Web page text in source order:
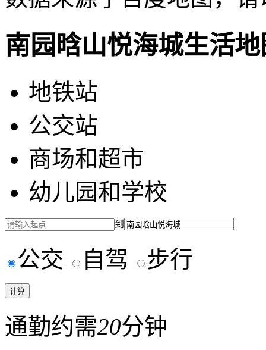
南园晗山悦海城生活地
地铁站
公交站
商场和超市
幼儿园和学校
到
公交 自驾 步行
通勤约需20分钟